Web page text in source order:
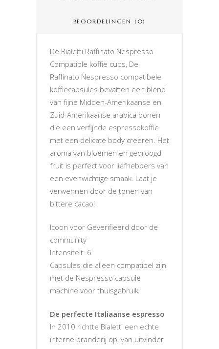
BEOORDELINGEN (0)
De Bialetti Raffinato Nespresso
Compatible koffie cups, De
Raffinato Nespresso compatibele
koffiecapsules bevatten een blend
van fijne Midden-Amerikaanse en
Zuid-Amerikaanse arabica bonen
die een verfijnde espressokoffie
met een delicate body creëren. Het
aroma van bloemen en gedroogd
fruit is perfect voor liefhebbers van
een evenwichtige smaak. Laat je
verwennen door de tonen van
bittere cacao!
Icoon voor Geverifieerd door de
community
Intensiteit: 6
Capsules die alleen compatibel zijn
met de Nespresso capsule
machine voor thuisgebruik
De perfecte Italiaanse espresso
In 2010 richtte Bialetti een echte
interne branderij op, van uitvinder